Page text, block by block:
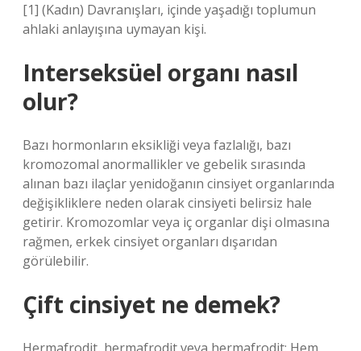
[1] (Kadın) Davranışları, içinde yaşadığı toplumun
ahlaki anlayışına uymayan kişi.
Interseksüel organı nasıl
olur?
Bazı hormonların eksikliği veya fazlalığı, bazı
kromozomal anormallikler ve gebelik sırasında
alınan bazı ilaçlar yenidoğanın cinsiyet organlarında
değişikliklere neden olarak cinsiyeti belirsiz hale
getirir. Kromozomlar veya iç organlar dişi olmasına
rağmen, erkek cinsiyet organları dışarıdan
görülebilir.
Çift cinsiyet ne demek?